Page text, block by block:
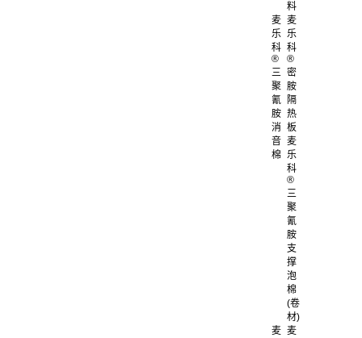
料
麦
乐
科
®
三
聚
氰
胺
消
音
棉
麦
乐
科
®
密
胺
隔
热
板
麦
乐
科
®
三
聚
氰
胺
支
撑
泡
棉
(卷
材)
麦 麦